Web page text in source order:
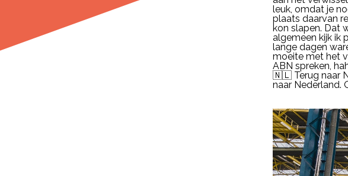
leuk, omdat je
plaats daarvan
kon slapen. Dat
algemeen kijk ik
lange dagen
moeite met het
ABN spreken,
🇳🇱 Terug naar
naar Nederland.